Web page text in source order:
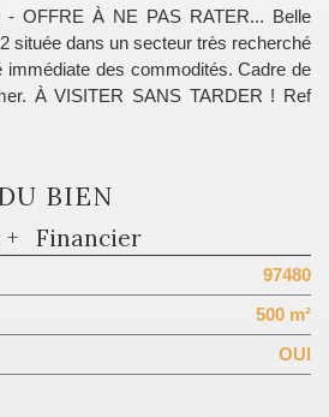
- OFFRE À NE PAS RATER... Belle
située dans un secteur très recherché
immédiate des commodités. Cadre de
À VISITER SANS TARDER ! Ref
BIEN
Financier
97480
500 m²
OUI